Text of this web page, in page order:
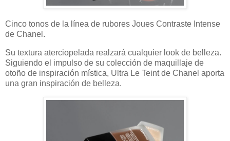
Cinco tonos de la línea de rubores Joues Contraste Intense
de Chanel.
Su textura aterciopelada realzará cualquier look de belleza.
Siguiendo el impulso de su colección de maquillaje de
otoño de inspiración mística, Ultra Le Teint de Chanel aporta
una gran inspiración de belleza.